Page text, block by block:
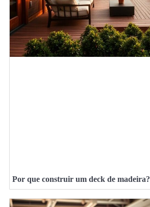
Por que construir um deck de madeira?